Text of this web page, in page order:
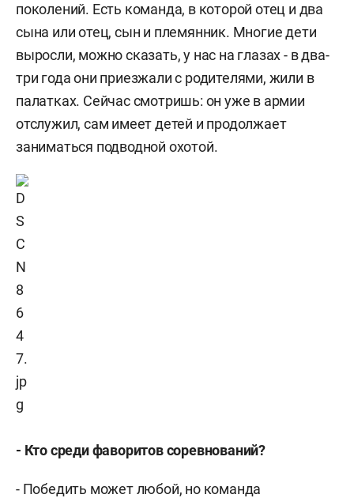
поколений. Есть команда, в которой отец и два
сына или отец, сын и племянник. Многие дети
выросли, можно сказать, у нас на глазах - в два-
три года они приезжали с родителями, жили в
палатках. Сейчас смотришь: он уже в армии
отслужил, сам имеет детей и продолжает
заниматься подводной охотой.
- Кто среди фаворитов соревнований?
- Победить может любой, но команда